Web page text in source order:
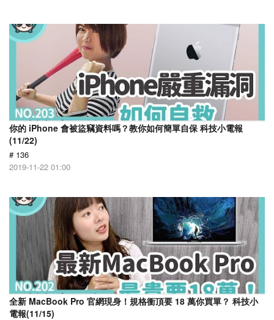
你的 iPhone 會被盜竊資料嗎？教你如何簡單自保 科技小電報
(11/22)
# 136
2019-11-22 01:00
全新 MacBook Pro 官網現身！規格衝頂要 18 萬你買單？ 科技小
電報(11/15)